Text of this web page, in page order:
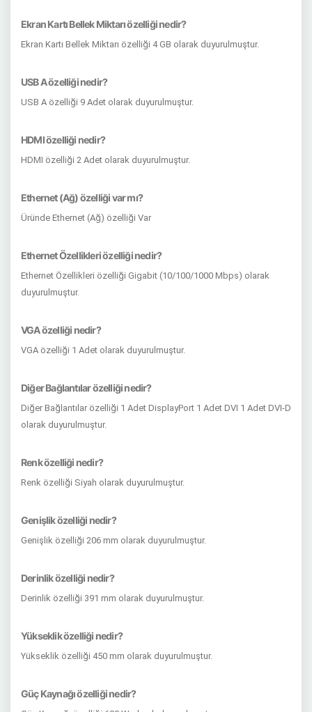
Ekran Kartı Bellek Miktarı özelliği nedir?
Ekran Kartı Bellek Miktarı özelliği 4 GB olarak duyurulmuştur.
USB A özelliği nedir?
USB A özelliği 9 Adet olarak duyurulmuştur.
HDMI özelliği nedir?
HDMI özelliği 2 Adet olarak duyurulmuştur.
Ethernet (Ağ) özelliği var mı?
Üründe Ethernet (Ağ) özelliği Var
Ethernet Özellikleri özelliği nedir?
Ethernet Özellikleri özelliği Gigabit (10/100/1000 Mbps) olarak
duyurulmuştur.
VGA özelliği nedir?
VGA özelliği 1 Adet olarak duyurulmuştur.
Diğer Bağlantılar özelliği nedir?
Diğer Bağlantılar özelliği 1 Adet DisplayPort 1 Adet DVI 1 Adet DVI-D
olarak duyurulmuştur.
Renk özelliği nedir?
Renk özelliği Siyah olarak duyurulmuştur.
Genişlik özelliği nedir?
Genişlik özelliği 206 mm olarak duyurulmuştur.
Derinlik özelliği nedir?
Derinlik özelliği 391 mm olarak duyurulmuştur.
Yükseklik özelliği nedir?
Yükseklik özelliği 450 mm olarak duyurulmuştur.
Güç Kaynağı özelliği nedir?